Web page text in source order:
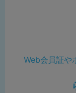
Web会員証や